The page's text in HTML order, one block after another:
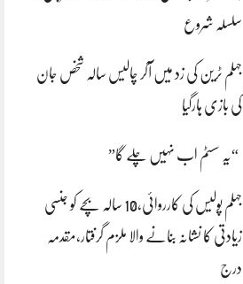
سلسلہ شروع
جہلم ٹرین کی زد میں آکر چالیس سالہ شخص جان
کی بازی ہارگیا
“یہ سسٹم اب نہیں چلے گا”
جہلم پولیس کی کارروائی،10 سالہ بچے کو جنسی
زیادتی کا نشانہ بنانے والا ملزم گرفتار،مقدمہ
درج